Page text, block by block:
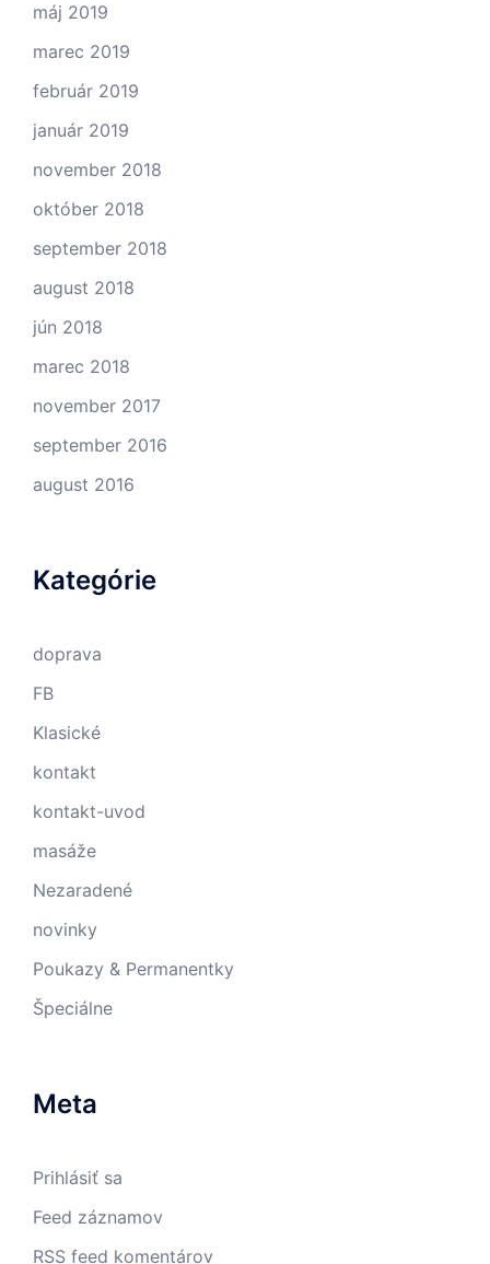
máj 2019
marec 2019
február 2019
január 2019
november 2018
október 2018
september 2018
august 2018
jún 2018
marec 2018
november 2017
september 2016
august 2016
Kategórie
doprava
FB
Klasické
kontakt
kontakt-uvod
masáže
Nezaradené
novinky
Poukazy & Permanentky
Špeciálne
Meta
Prihlásiť sa
Feed záznamov
RSS feed komentárov